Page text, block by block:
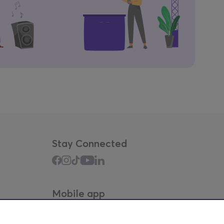
Stay Connected
Mobile app